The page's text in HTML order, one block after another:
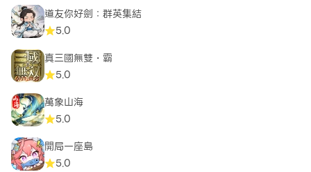
道友你好劍：群英集結
5.0
真三國無雙・霸
5.0
萬象山海
5.0
開局一座島
5.0